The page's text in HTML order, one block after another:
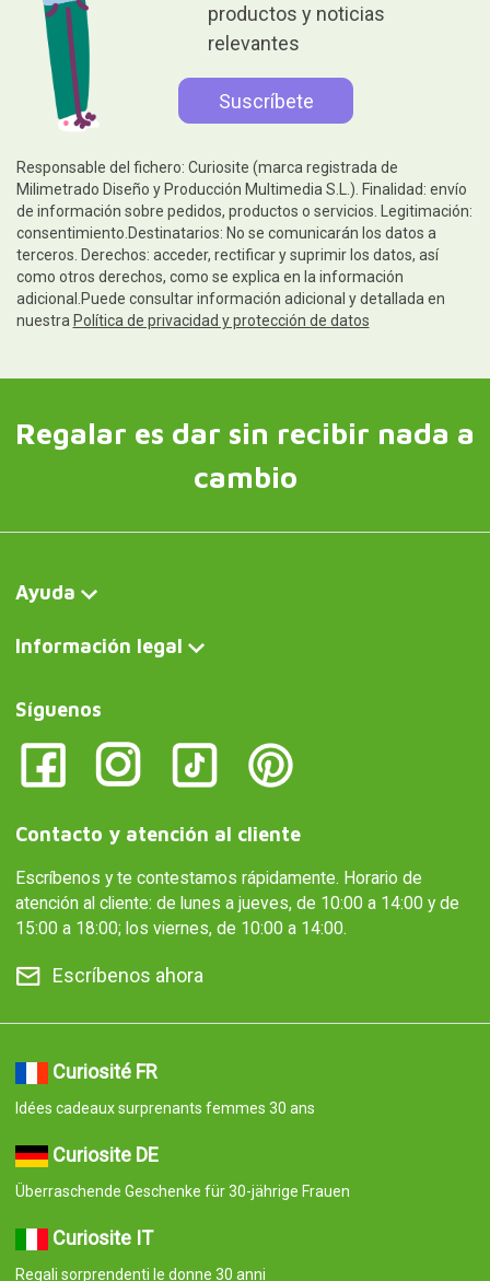
productos y noticias
relevantes
Responsable del fichero: Curiosite (marca registrada de
Milimetrado Diseño y Producción Multimedia S.L.). Finalidad: envío
de información sobre pedidos, productos o servicios. Legitimación:
consentimiento.Destinatarios: No se comunicarán los datos a
terceros. Derechos: acceder, rectificar y suprimir los datos, así
como otros derechos, como se explica en la información
adicional.Puede consultar información adicional y detallada en
nuestra Política de privacidad y protección de datos
Regalar es dar sin recibir nada a
cambio
Ayuda
Información legal
Síguenos
Contacto y atención al cliente
Escríbenos y te contestamos rápidamente. Horario de
atención al cliente: de lunes a jueves, de 10:00 a 14:00 y de
15:00 a 18:00; los viernes, de 10:00 a 14:00.
Escríbenos ahora
Curiosité FR
Idées cadeaux surprenants femmes 30 ans
Curiosite DE
Überraschende Geschenke für 30-jährige Frauen
Curiosite IT
Regali sorprendenti le donne 30 anni